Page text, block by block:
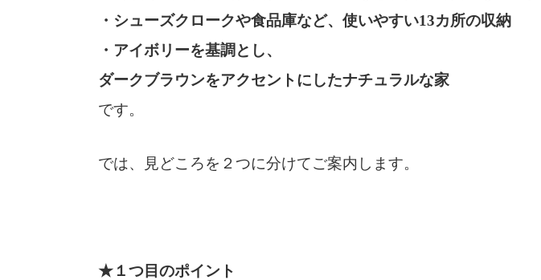
・シューズクロークや食品庫など、使いやすい13カ所の収納
・アイボリーを基調とし、
ダークブラウンをアクセントにしたナチュラルな家
です。
では、見どころを２つに分けてご案内します。
★１つ目のポイント